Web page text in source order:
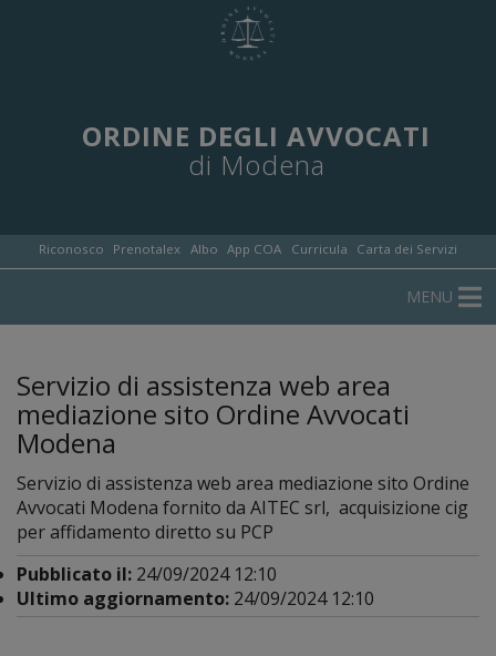
ORDINE DEGLI AVVOCATI
di Modena
Riconosco Prenotalex Albo App COA Curricula Carta dei Servizi
MENU
Servizio di assistenza web area
mediazione sito Ordine Avvocati
Modena
Servizio di assistenza web area mediazione sito Ordine
Avvocati Modena fornito da AITEC srl, acquisizione cig
per affidamento diretto su PCP
Pubblicato il: 24/09/2024 12:10
Ultimo aggiornamento: 24/09/2024 12:10